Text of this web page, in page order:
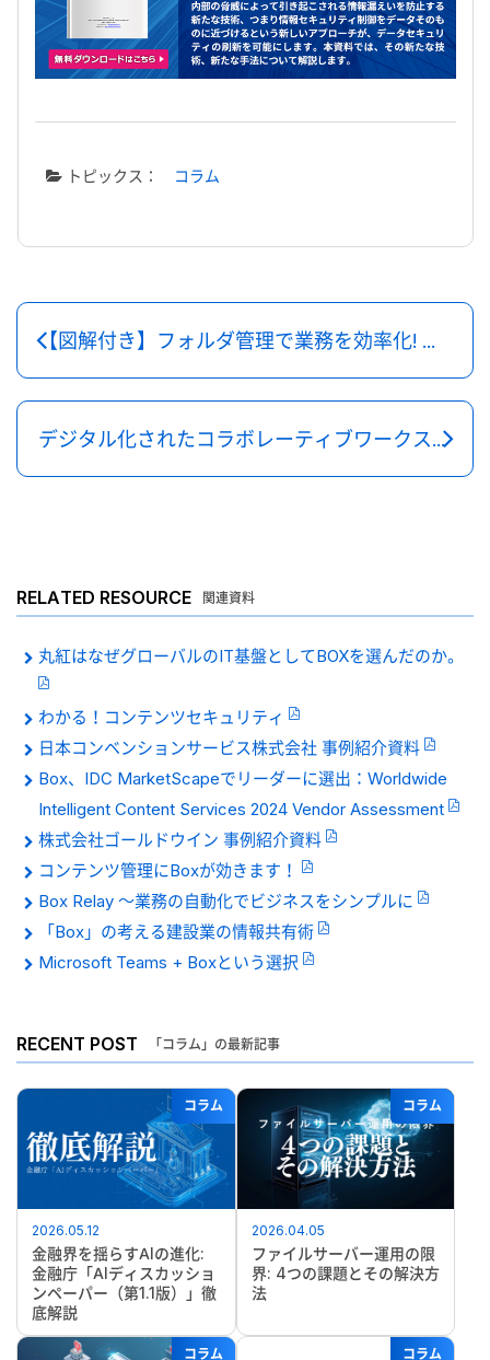
トピックス： コラム
【図解付き】フォルダ管理で業務を効率化! 管理方法やルール、コツを解説
デジタル化されたコラボレーティブワークスペースへのアプローチ
RELATED RESOURCE 関連資料
丸紅はなぜグローバルのIT基盤としてBOXを選んだのか。
わかる！コンテンツセキュリティ
日本コンベンションサービス株式会社 事例紹介資料
Box、IDC MarketScapeでリーダーに選出：Worldwide
Intelligent Content Services 2024 Vendor Assessment
株式会社ゴールドウイン 事例紹介資料
コンテンツ管理にBoxが効きます！
Box Relay 〜業務の自動化でビジネスをシンプルに
「Box」の考える建設業の情報共有術
Microsoft Teams + Boxという選択
RECENT POST 「コラム」の最新記事
コラム
2026.05.12
金融界を揺らすAIの進化:
金融庁「AIディスカッショ
ンペーパー（第1.1版）」徹
底解説
コラム
2026.04.05
ファイルサーバー運用の限
界: 4つの課題とその解決方
法
コラム コラム